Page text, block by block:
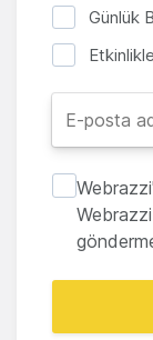
Günlük